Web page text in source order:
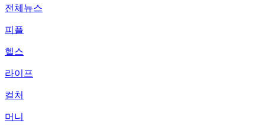
전체뉴스
피플
헬스
라이프
컬처
머니